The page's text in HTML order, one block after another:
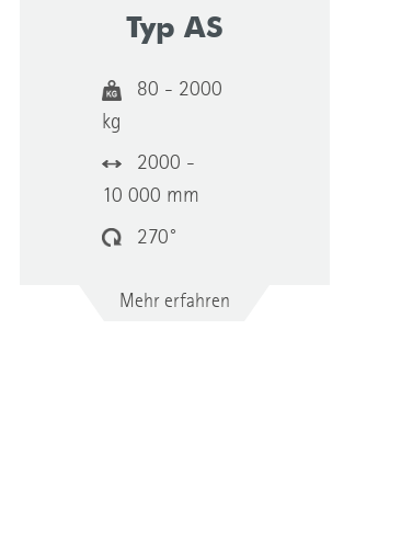
Typ AS
80 - 2000
kg
2000 -
10 000 mm
270°
Mehr erfahren